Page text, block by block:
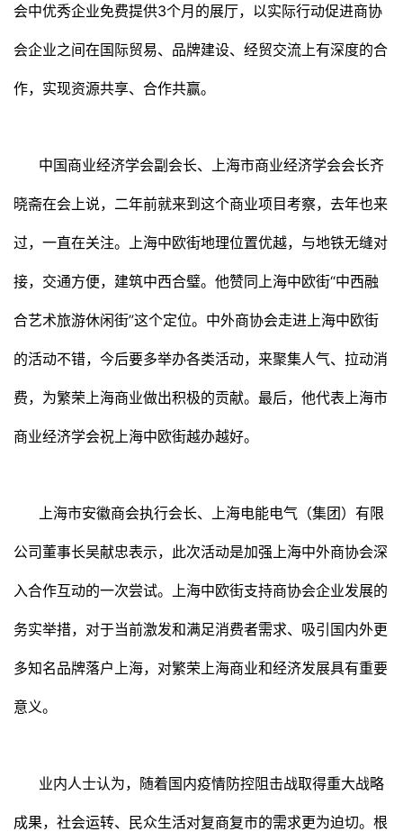
会中优秀企业免费提供3个月的展厅，以实际行动促进商协
会企业之间在国际贸易、品牌建设、经贸交流上有深度的合
作，实现资源共享、合作共赢。
中国商业经济学会副会长、上海市商业经济学会会长齐
晓斋在会上说，二年前就来到这个商业项目考察，去年也来
过，一直在关注。上海中欧街地理位置优越，与地铁无缝对
接，交通方便，建筑中西合璧。他赞同上海中欧街“中西融
合艺术旅游休闲街”这个定位。中外商协会走进上海中欧街
的活动不错，今后要多举办各类活动，来聚集人气、拉动消
费，为繁荣上海商业做出积极的贡献。最后，他代表上海市
商业经济学会祝上海中欧街越办越好。
上海市安徽商会执行会长、上海电能电气（集团）有限
公司董事长吴献忠表示，此次活动是加强上海中外商协会深
入合作互动的一次尝试。上海中欧街支持商协会企业发展的
务实举措，对于当前激发和满足消费者需求、吸引国内外更
多知名品牌落户上海，对繁荣上海商业和经济发展具有重要
意义。
业内人士认为，随着国内疫情防控阻击战取得重大战略
成果，社会运转、民众生活对复商复市的需求更为迫切。根